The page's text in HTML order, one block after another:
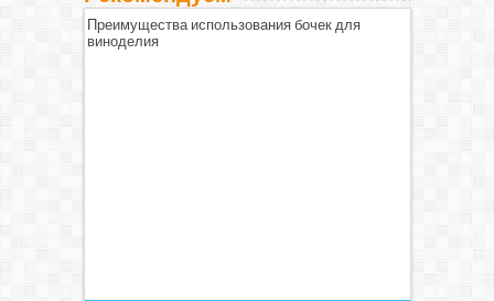
Преимущества использования бочек для
виноделия